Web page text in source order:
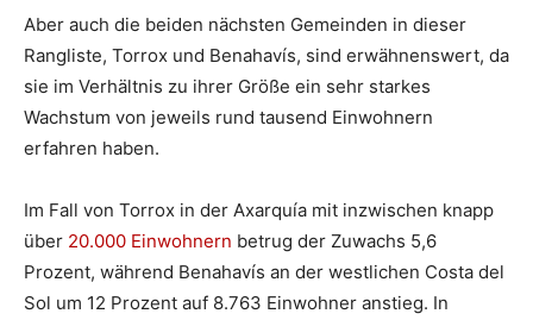
Aber auch die beiden nächsten Gemeinden in dieser
Rangliste, Torrox und Benahavís, sind erwähnenswert, da
sie im Verhältnis zu ihrer Größe ein sehr starkes
Wachstum von jeweils rund tausend Einwohnern
erfahren haben.
Im Fall von Torrox in der Axarquía mit inzwischen knapp
über 20.000 Einwohnern betrug der Zuwachs 5,6
Prozent, während Benahavís an der westlichen Costa del
Sol um 12 Prozent auf 8.763 Einwohner anstieg. In